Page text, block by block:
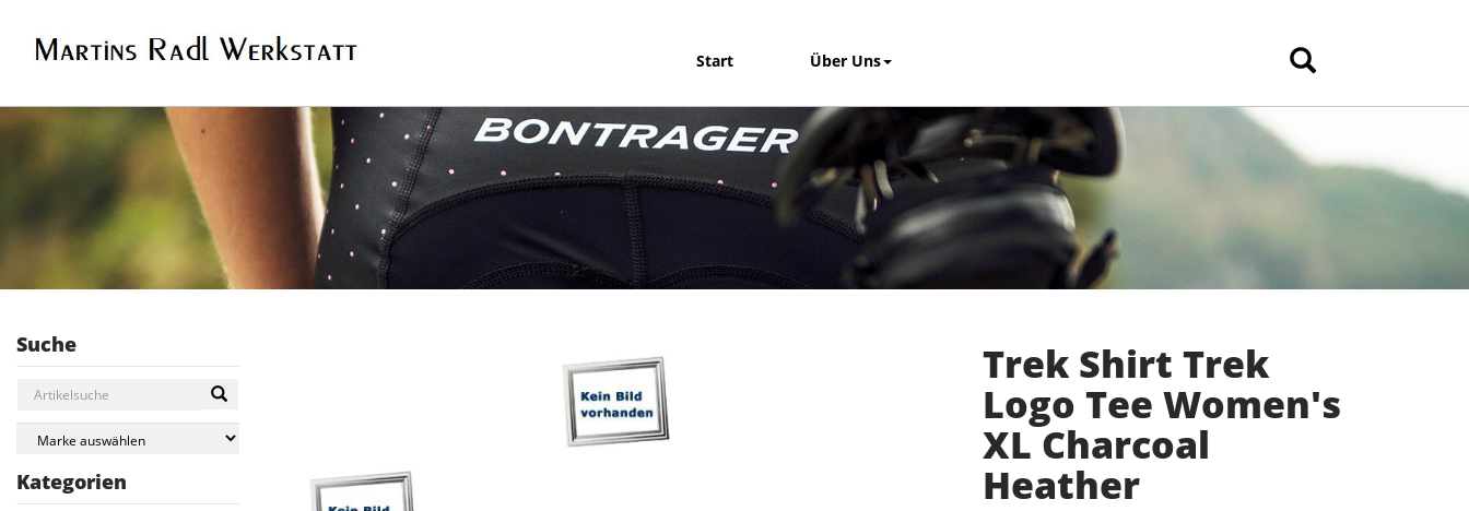
Start Über Uns
Suche
Kategorien
Trek Shirt Trek
Logo Tee Women's
XL Charcoal
Heather